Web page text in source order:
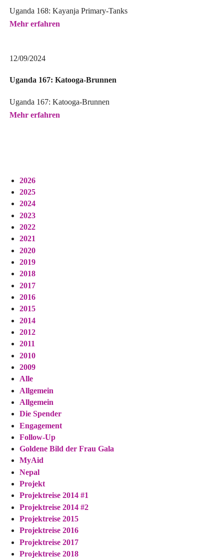
Uganda 168: Kayanja Primary-Tanks
Mehr erfahren
12/09/2024
Uganda 167: Katooga-Brunnen
Uganda 167: Katooga-Brunnen
Mehr erfahren
2026
2025
2024
2023
2022
2021
2020
2019
2018
2017
2016
2015
2014
2012
2011
2010
2009
Alle
Allgemein
Allgemein
Die Spender
Engagement
Follow-Up
Goldene Bild der Frau Gala
MyAid
Nepal
Projekt
Projektreise 2014 #1
Projektreise 2014 #2
Projektreise 2015
Projektreise 2016
Projektreise 2017
Projektreise 2018